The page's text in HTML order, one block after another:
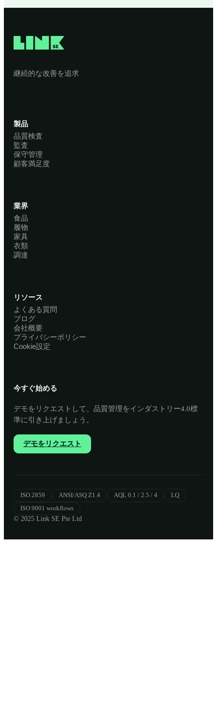
継続的な改善を追求
製品
品質検査
監査
保守管理
顧客満足度
業界
食品
履物
家具
衣類
調達
リソース
よくある質問
ブログ
会社概要
プライバシーポリシー
Cookie設定
今すぐ始める
デモをリクエストして、品質管理をインダストリー4.0標
準に引き上げましょう。
デモをリクエスト
ISO 2859 ANSI/ASQ Z1.4 AQL 0.1 / 2.5 / 4
LQ
ISO 9001 workflows
© 2025 Link SE Pte Ltd